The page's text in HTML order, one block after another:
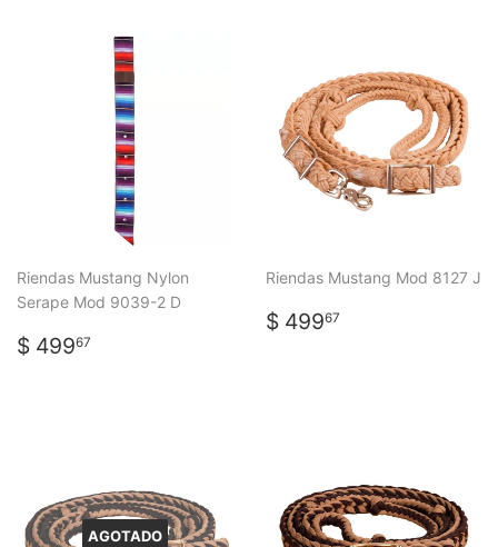
Riendas Mustang Nylon
Serape Mod 9039-2 D
PRECIO
$ 49967
Riendas Mustang Mod 8127 J
PRECIO
$ 49967
AGOTADO